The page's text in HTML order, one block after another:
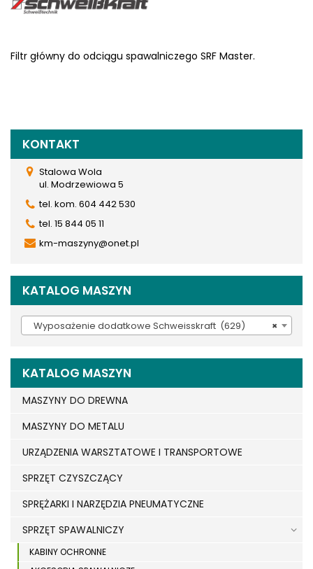
Filtr główny do odciągu spawalniczego SRF Master.
KONTAKT
Stalowa Wola
ul. Modrzewiowa 5
tel. kom. 604 442 530
tel. 15 844 05 11
km-maszyny@onet.pl
KATALOG MASZYN
×
Wyposażenie dodatkowe Schweisskraft (629)
KATALOG MASZYN
MASZYNY DO DREWNA
MASZYNY DO METALU
URZĄDZENIA WARSZTATOWE I TRANSPORTOWE
SPRZĘT CZYSZCZĄCY
SPRĘŻARKI I NARZĘDZIA PNEUMATYCZNE
SPRZĘT SPAWALNICZY
KABINY OCHRONNE